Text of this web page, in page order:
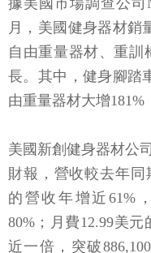
據美國市場調查公司
月，美國健身器材銷
自由重量器材、重訓
長。其中，健身腳踏
由重量器材大增181%
美國新創健身器材公
財報，營收較去年同
的營收年增近61%
80%；月費12.99美
近一倍，突破